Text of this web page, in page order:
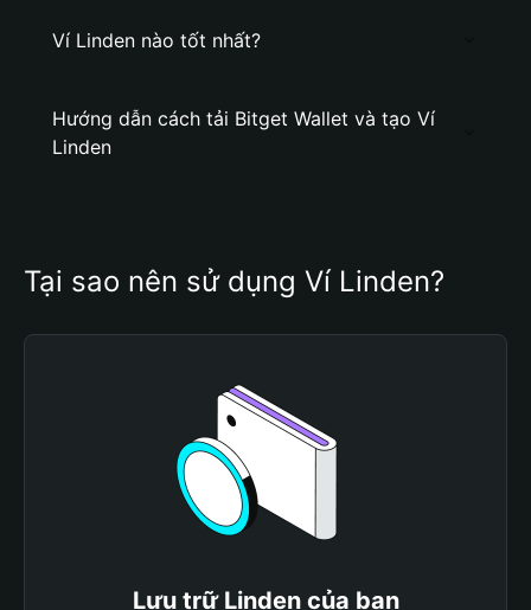
Ví Linden nào tốt nhất?
Hướng dẫn cách tải Bitget Wallet và tạo Ví
Linden
Tại sao nên sử dụng Ví Linden?
Lưu trữ Linden của bạn